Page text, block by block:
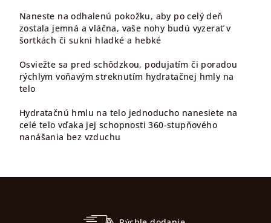
Naneste na odhalenú pokožku, aby po celý deň
zostala jemná a vláčna, vaše nohy budú vyzerať v
šortkách či sukni hladké a hebké
Osviežte sa pred schôdzkou, podujatím či poradou
rýchlym voňavým streknutím hydratačnej hmly na
telo
Hydratačnú hmlu na telo jednoducho nanesiete na
celé telo vďaka jej schopnosti 360-stupňového
nanášania bez vzduchu